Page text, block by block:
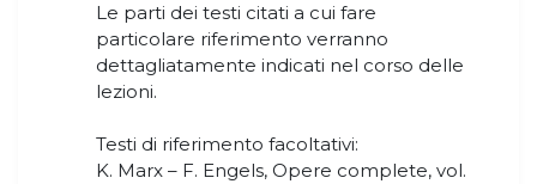
Le parti dei testi citati a cui fare
particolare riferimento verranno
dettagliatamente indicati nel corso delle
lezioni.
Testi di riferimento facoltativi:
K. Marx – F. Engels, Opere complete, vol.